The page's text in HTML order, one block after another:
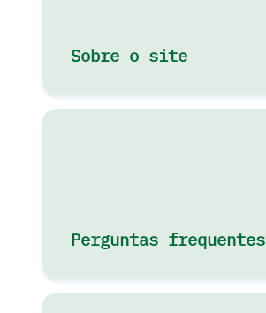
Sobre o site
Perguntas frequentes